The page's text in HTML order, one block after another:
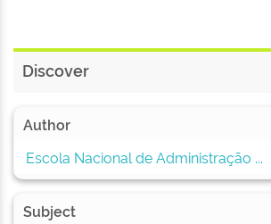
Discover
Author
Escola Nacional de Administração ...
Subject